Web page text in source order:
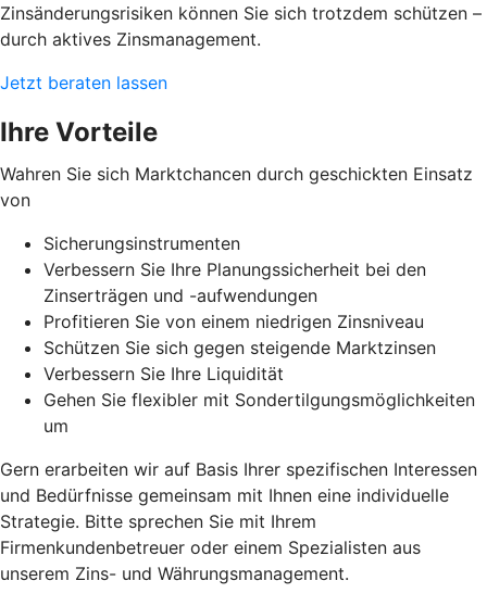
Zinsänderungsrisiken können Sie sich trotzdem schützen –
durch aktives Zinsmanagement.
Jetzt beraten lassen
Ihre Vorteile
Wahren Sie sich Marktchancen durch geschickten Einsatz
von
Sicherungsinstrumenten
Verbessern Sie Ihre Planungssicherheit bei den
Zinserträgen und -aufwendungen
Profitieren Sie von einem niedrigen Zinsniveau
Schützen Sie sich gegen steigende Marktzinsen
Verbessern Sie Ihre Liquidität
Gehen Sie flexibler mit Sondertilgungsmöglichkeiten
um
Gern erarbeiten wir auf Basis Ihrer spezifischen Interessen
und Bedürfnisse gemeinsam mit Ihnen eine individuelle
Strategie. Bitte sprechen Sie mit Ihrem
Firmenkundenbetreuer oder einem Spezialisten aus
unserem Zins- und Währungsmanagement.